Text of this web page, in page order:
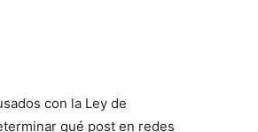
con la Ley de
qué post en redes